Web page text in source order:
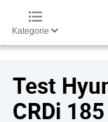
Kategorie
Test
CRDi